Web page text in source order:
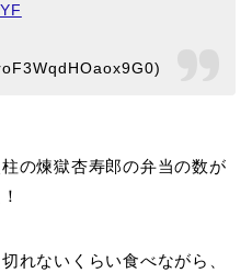
の煉獄杏寿郎の弁当の数が
れないくらい食べながら、